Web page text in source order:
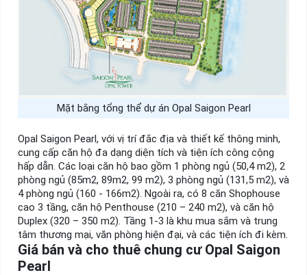
Mặt bằng tổng thể dự án Opal Saigon Pearl
Opal Saigon Pearl, với vị trí đắc địa và thiết kế thông minh,
cung cấp căn hộ đa dạng diện tích và tiện ích công cộng
hấp dẫn. Các loại căn hộ bao gồm 1 phòng ngủ (50,4 m2), 2
phòng ngủ (85m2, 89m2, 99 m2), 3 phòng ngủ (131,5 m2), và
4 phòng ngủ (160 - 166m2). Ngoài ra, có 8 căn Shophouse
cao 3 tầng, căn hộ Penthouse (210 – 240 m2), và căn hộ
Duplex (320 – 350 m2). Tầng 1-3 là khu mua sắm và trung
tâm thương mại, văn phòng hiện đại, và các tiện ích đi kèm.
Giá bán và cho thuê chung cư Opal Saigon
Pearl